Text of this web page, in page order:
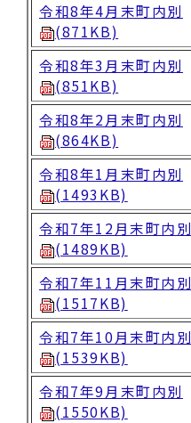
令和8年4月末町内別
(871KB)
令和8年3月末町内別
(851KB)
令和8年2月末町内別
(864KB)
令和8年1月末町内別
(1493KB)
令和7年12月末町内別
(1489KB)
令和7年11月末町内別
(1517KB)
令和7年10月末町内別
(1539KB)
令和7年9月末町内別
(1550KB)